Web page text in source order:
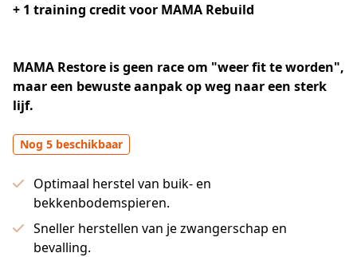
+ 1 training credit voor MAMA Rebuild
MAMA Restore is geen race om "weer fit te worden",
maar een bewuste aanpak op weg naar een sterk
lijf.
Nog 5 beschikbaar
Optimaal herstel van buik- en
bekkenbodemspieren.
Sneller herstellen van je zwangerschap en
bevalling.